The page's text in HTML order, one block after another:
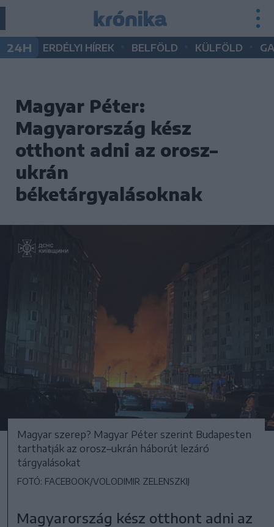
24H ERDÉLYI HÍREK BELFÖLD KÜLFÖLD
Magyar Péter:
Magyarország kész
otthont adni az orosz–
ukrán
béketárgyalásoknak
Magyar szerep? Magyar Péter szerint Budapesten
tarthatják az orosz–ukrán háborút lezáró
tárgyalásokat
FOTÓ: FACEBOOK/VOLODIMIR ZELENSZKIJ
Magyarország kész otthont adni az